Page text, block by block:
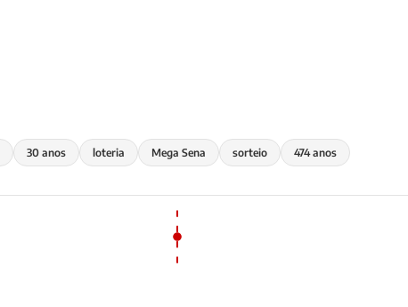
30 anos loteria Mega Sena sorteio 474 anos